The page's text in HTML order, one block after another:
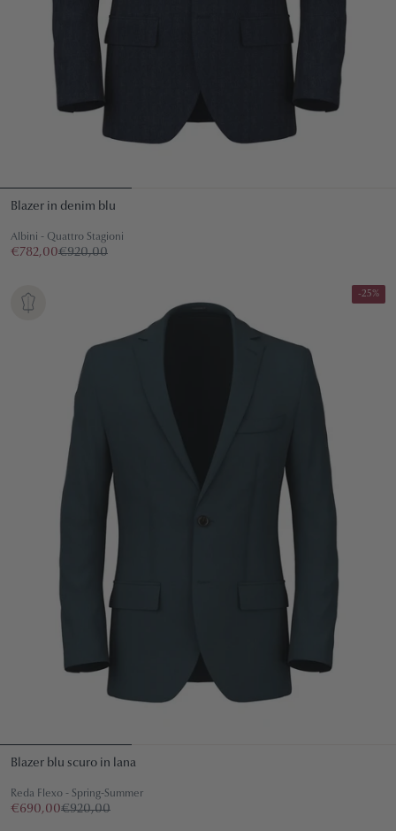
Blazer in denim blu
Albini - Quattro Stagioni
€782,00€920,00
-25%
Blazer blu scuro in lana
Reda Flexo - Spring-Summer
€690,00€920,00